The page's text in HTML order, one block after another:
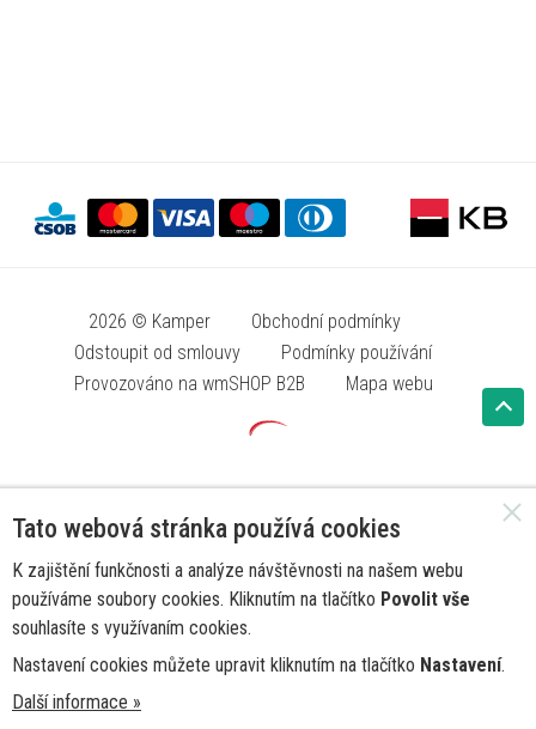
2026 © Kamper
Obchodní podmínky
Odstoupit od smlouvy
Podmínky používání
Provozováno na wmSHOP B2B
Mapa webu
Tato webová stránka používá cookies
K zajištění funkčnosti a analýze návštěvnosti na našem webu
používáme soubory cookies. Kliknutím na tlačítko Povolit vše
souhlasíte s využívaním cookies.
Nastavení cookies můžete upravit kliknutím na tlačítko Nastavení.
Další informace »